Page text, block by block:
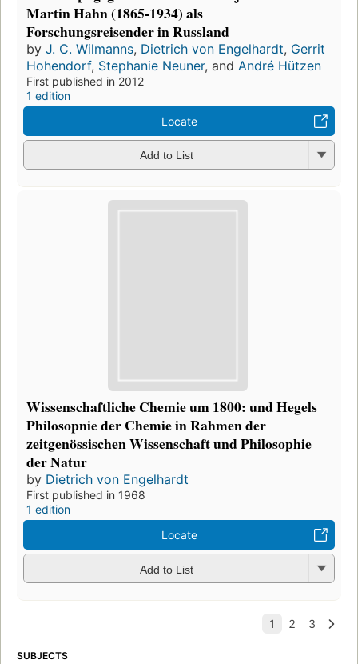
Martin Hahn (1865-1934) als
Forschungsreisender in Russland
by J. C. Wilmanns, Dietrich von Engelhardt, Gerrit
Hohendorf, Stephanie Neuner, and André Hützen
First published in 2012
1 edition
Locate
Add to List
Wissenschaftliche Chemie um 1800: und Hegels
Philosopnie der Chemie in Rahmen der
zeitgenössischen Wissenschaft und Philosophie
der Natur
by Dietrich von Engelhardt
First published in 1968
1 edition
Locate
Add to List
SUBJECTS